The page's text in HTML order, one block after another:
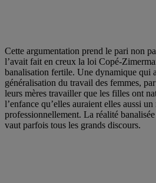
Cette argumentation prend le pari non
l’avait fait en creux la loi Copé-
banalisation fertile. Une dynamique qui
généralisation du travail des femmes,
leurs mères travailler que les filles ont
l’enfance qu’elles auraient elles aussi
professionnellement. La réalité
vaut parfois tous les grands discours.